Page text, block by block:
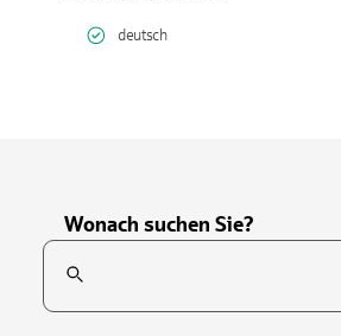
deutsch
Wonach suchen Sie?
Suchfeld